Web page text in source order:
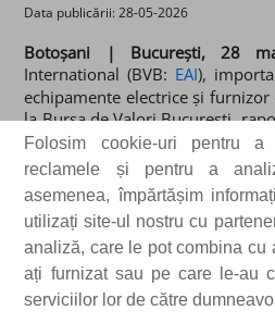
Folosim cookie-uri pentru a
reclamele și pentru a
asemenea, împărtășim
utilizați site-ul nostru cu
analiză, care le pot combina cu
ați furnizat sau pe care le-au
serviciilor lor de către
Data publicării: 28-05-2026 ​
Botoșani | București, 28
International (BVB: EAI),
echipamente electrice și furnizor
la Bursa de Valori București,
veniturilor și o profitabilitate
pentru primul trimestru al
companiei au ajuns la 135,1
12,2% față de T1 2025.
până la 6,2 milioane de lei,
EBITDA, care a ajuns la 10,6
Rezultatele înregistrate în primul